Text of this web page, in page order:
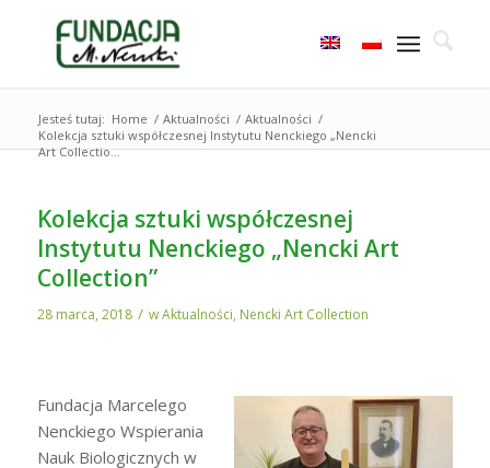
Jesteś tutaj: Home / Aktualności / Aktualności /
Kolekcja sztuki współczesnej Instytutu Nenckiego „Nencki
Art Collectio...
Kolekcja sztuki współczesnej
Instytutu Nenckiego „Nencki Art
Collection”
28 marca, 2018 / wAktualności, Nencki Art Collection
Fundacja Marcelego
Nenckiego Wspierania
Nauk Biologicznych w